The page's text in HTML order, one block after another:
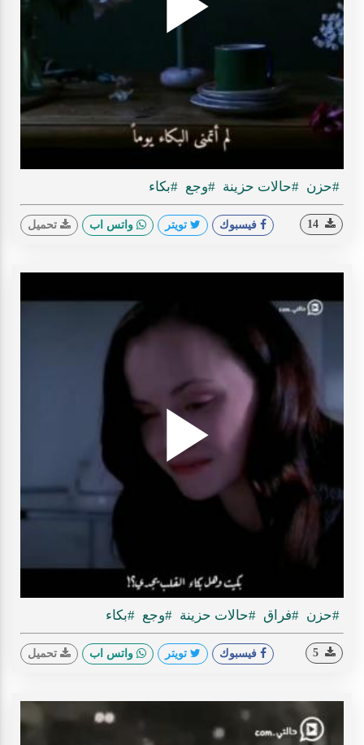
Play
#حزن #حالات حزينة #وجع #بكاء
فيسبوك تويتر واتس اب تحميل
Play
#حزن #فراق #حالات حزينة #وجع #بكاء
فيسبوك تويتر واتس اب تحميل